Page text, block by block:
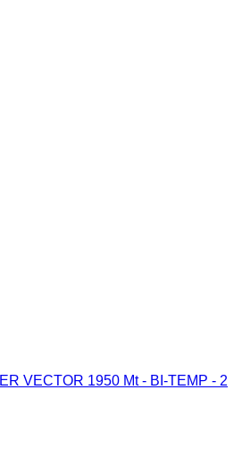
VECTOR 1950 Mt - BI-TEMP - 2